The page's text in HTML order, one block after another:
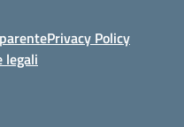
Privacy Policy
legali